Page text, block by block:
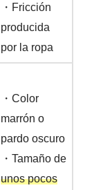
・Fricción
producida
por la ropa
・Color
marrón o
pardo oscuro
・Tamaño de
unos pocos